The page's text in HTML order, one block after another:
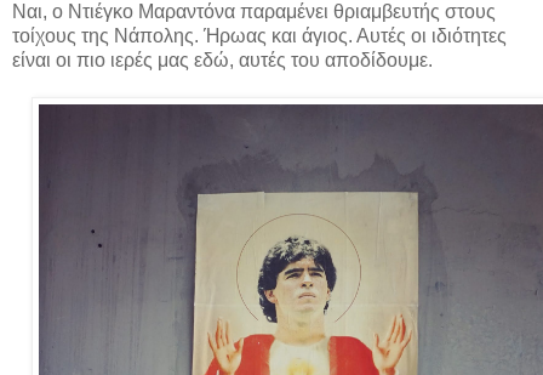
Ναι, ο Ντιέγκο Μαραντόνα παραμένει θριαμβευτής στους
τοίχους της Νάπολης. Ήρωας και άγιος. Αυτές οι ιδιότητες
είναι οι πιο ιερές μας εδώ, αυτές του αποδίδουμε.